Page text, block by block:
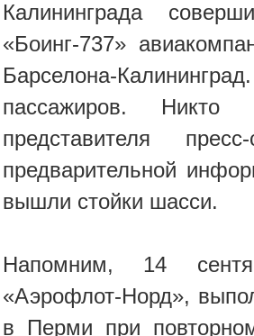
Калининграда
«Боинг-737»
Барселона-
пассажиров.
представителя
предварительной
вышли стойки шасси.
Напомним, 14
«Аэрофлот-Норд»,
в Перми при